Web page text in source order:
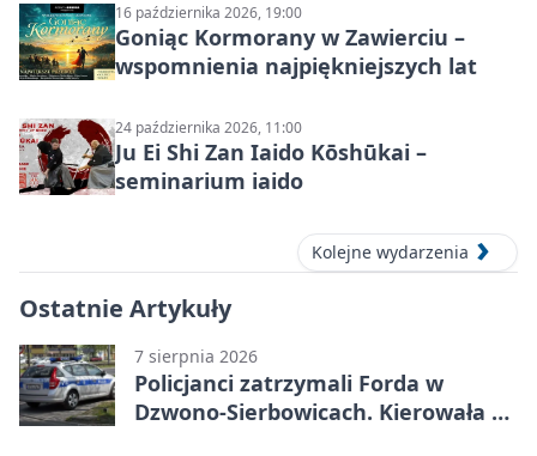
16 października 2026, 19:00
Goniąc Kormorany w Zawierciu –
wspomnienia najpiękniejszych lat
24 października 2026, 11:00
Ju Ei Shi Zan Iaido Kōshūkai –
seminarium iaido
Kolejne wydarzenia
Ostatnie Artykuły
7 sierpnia 2026
Policjanci zatrzymali Forda w
Dzwono-Sierbowicach. Kierowała po